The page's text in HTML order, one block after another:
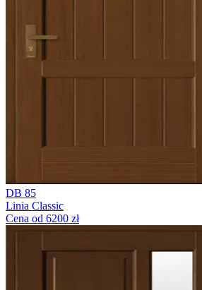
DB 85
Linia Classic
Cena od 6200 zł